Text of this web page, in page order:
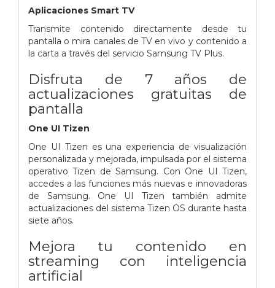
Aplicaciones Smart TV
Transmite contenido directamente desde tu
pantalla o mira canales de TV en vivo y contenido a
la carta a través del servicio Samsung TV Plus.
Disfruta de 7 años de
actualizaciones gratuitas de
pantalla
One UI Tizen
One UI Tizen es una experiencia de visualización
personalizada y mejorada, impulsada por el sistema
operativo Tizen de Samsung. Con One UI Tizen,
accedes a las funciones más nuevas e innovadoras
de Samsung. One UI Tizen también admite
actualizaciones del sistema Tizen OS durante hasta
siete años.
Mejora tu contenido en
streaming con inteligencia
artificial